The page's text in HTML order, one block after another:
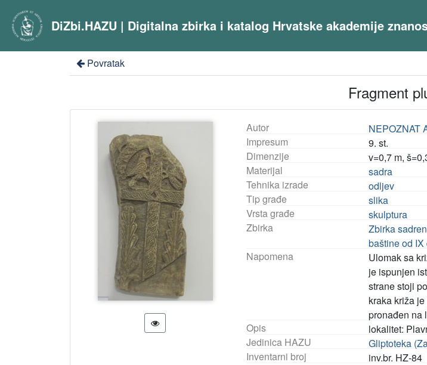
DiZbi.HAZU | Digitalna zbirka i katalog Hrvatske akademije
Povratak
Fragment
Autor
NEPOZNAT
Impresum
9. st.
Dimenzije
v=0,7 m,
Materijal
sadra
Tehnika izrade
odljev
Tip građe
slika
Vrsta građe
skulptura
Zbirka
Zbirka
baštine od IX
Napomena
Ulomak sa
je ispunjen
strane stoji
kraka križa
pronađen na
Opis
lokalitet:
Jedinica HAZU
Gliptoteka
Inventarni broj
inv.br. HZ-84